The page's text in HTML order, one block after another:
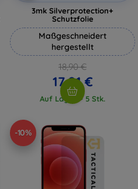
3mk Silverprotection+
Schutzfolie
Maßgeschneidert
hergestellt
18,90 €
17,01 €
Auf Lager > 5 Stk.
-10%